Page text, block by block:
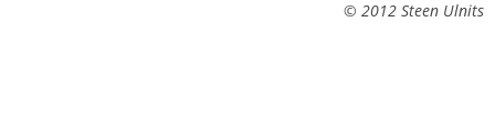
© 2012 Steen Ulnits